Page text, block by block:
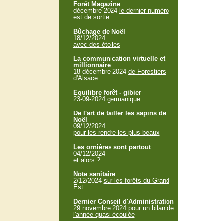
Forêt Magazine
décembre 2024 le dernier numéro
est de sortie
Bûchage de Noël
18/12/2024
avec des étoiles
La communication virtuelle et
millionnaire
18 décembre 2024 de Forestiers
d'Alsace
Equilibre forêt - gibier
23-09-2024 germanique
De l'art de tailler les sapins de
Noël
09/12/2024
pour les rendre les plus beaux
Les ornières sont partout
04/12/2024
et alors ?
Note sanitaire
2/12/2024 sur les forêts du Grand
Est
Dernier Conseil d'Administration
29 novembre 2024 pour un bilan de
l'année quasi écoulée